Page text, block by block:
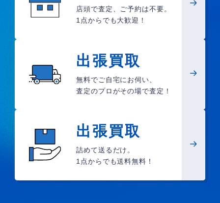
店頭で査定、ご予約は不要。
1点からでも大歓迎！
出張買取
無料でご自宅にお伺い、
査定のプロがその場で査定！
出張買取
詰めて送るだけ。
1点からでも送料無料！